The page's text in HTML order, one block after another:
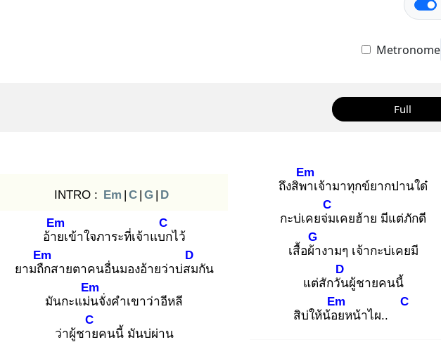
Metronome
Full
INTRO : Em | C | G | D
อ้าย
Em
เข้าใจภาระที่เจ้าแบก
C
ไว้
ยามถืก
Em
สายตาคนอื่นมองอ้ายว่าบ่สม
D
กัน
มันกะแม่น
Em
จั่งคำเขาว่าอีหลี
ว่าผู้ชาย
C
คนนี้ มันบ่ผ่าน
ถึงสิพา
Em
เจ้ามาทุกข์ยากปานใด๋
กะบ่เคยจ่ม
C
เคยฮ้าย มีแต่ภักดี
เสื้อผ้า
G
งามๆ เจ้ากะบ่เคยมี
แต่สักวัน
D
ผู้ชายคนนี้
สิบ่ให้น้อย
Em
หน้าไผ..
C